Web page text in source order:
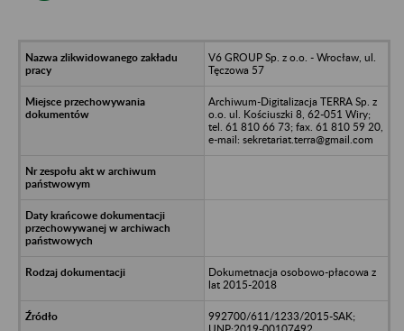
V6 GROUP Sp. z o.o. - Wrocław, ul.
Tęczowa 57
Archiwum-Digitalizacja TERRA Sp. z
o.o. ul. Kościuszki 8, 62-051 Wiry;
tel. 61 810 66 73; fax. 61 810 59 20,
e-mail: sekretariat.terra@gmail.com
Dokumetnacja osobowo-płacowa z
lat 2015-2018
992700/611/1233/2015-SAK;